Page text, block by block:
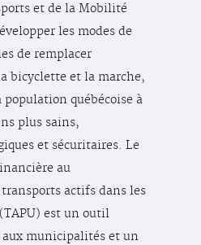
et de la Mobilité
les modes de
de remplacer
bicyclette et la marche,
population québécoise à
plus sains,
et sécuritaires. Le
au
actifs dans les
est un outil
aux municipalités et un